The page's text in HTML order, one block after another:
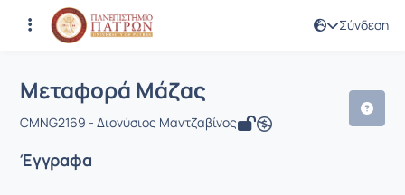
Σύνδεση
Αρχική Σελίδα
Μάθημα : Μεταφορά Μάζας
Κωδικός : CMNG2169
Μεταφορά Μάζας
CMNG2169 - Διονύσιος Μαντζαβίνος
Έγγραφα